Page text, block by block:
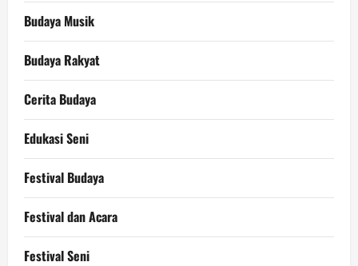
Budaya Musik
Budaya Rakyat
Cerita Budaya
Edukasi Seni
Festival Budaya
Festival dan Acara
Festival Seni